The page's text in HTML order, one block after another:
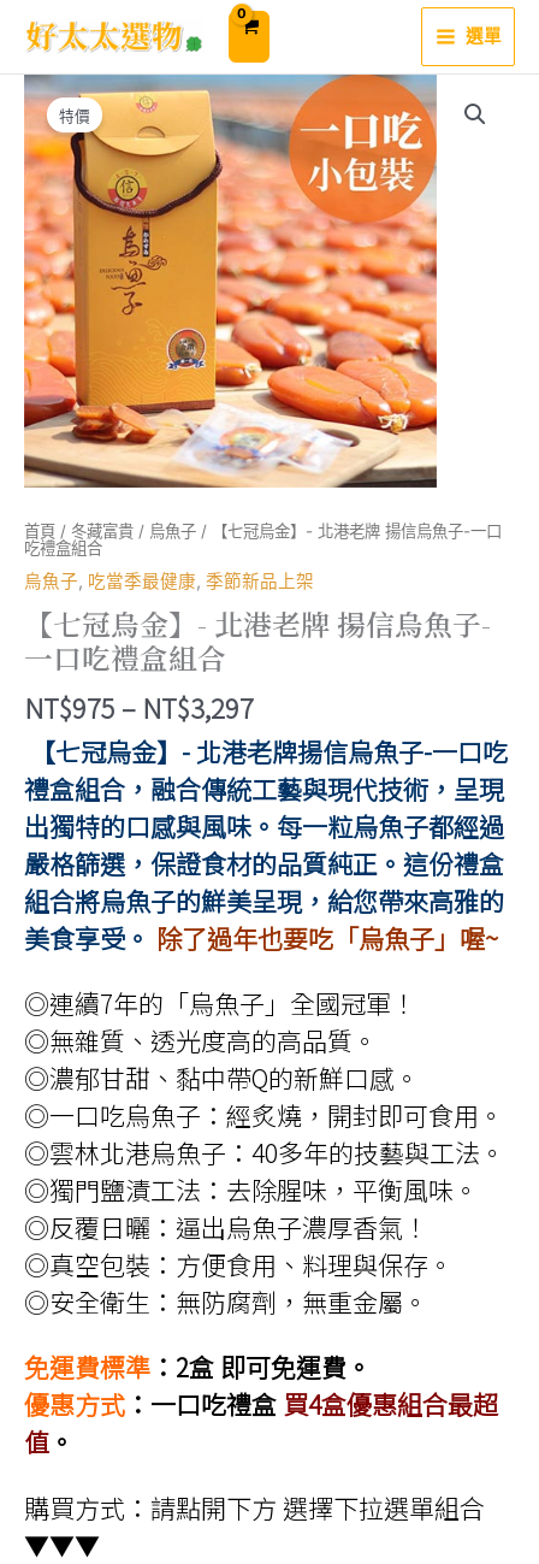
內
選單
特價
首頁 / 冬藏富貴 / 烏魚子 / 【七冠烏金】- 北港老牌 揚信烏魚子-一口
吃禮盒組合
烏魚子, 吃當季最健康, 季節新品上架
【七冠烏金】- 北港老牌 揚信烏魚子-
一口吃禮盒組合
NT$975 – NT$3,297價
格
範
圍：
NT$975
到
NT$3,297
【七冠烏金】- 北港老牌揚信烏魚子-一口吃
禮盒組合，融合傳統工藝與現代技術，呈現
出獨特的口感與風味。每一粒烏魚子都經過
嚴格篩選，保證食材的品質純正。這份禮盒
組合將烏魚子的鮮美呈現，給您帶來高雅的
美食享受。 除了過年也要吃「烏魚子」喔~
◎連續7年的「烏魚子」全國冠軍！
◎無雜質、透光度高的高品質。
◎濃郁甘甜、黏中帶Q的新鮮口感。
◎一口吃烏魚子：經炙燒，開封即可食用。
◎雲林北港烏魚子：40多年的技藝與工法。
◎獨門鹽漬工法：去除腥味，平衡風味。
◎反覆日曬：逼出烏魚子濃厚香氣！
◎真空包裝：方便食用、料理與保存。
◎安全衛生：無防腐劑，無重金屬。
免運費標準 ：2盒 即可免運費。
優惠方式 ：一口吃禮盒 買4盒優惠組合最超
值 。
購買方式：請點開下方 選擇下拉選單組合
▼▼▼